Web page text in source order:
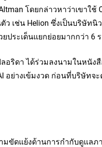
โดยกล่าวหาว่าเขาใช้
เช่น Helion ซึ่งเป็นบริษัทนิ
ระเด็นแยกย่อยมากกว่า 6
ริดา ได้ร่วมลงนามในหนังสื
อย่างเข้มงวด ก่อนที่บริษัทจะ
มขัดแย้งด้านการกำกับดูแลภ